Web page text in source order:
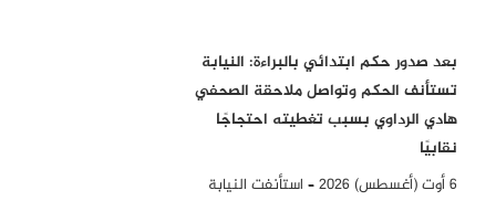
بعد صدور حكم ابتدائي بالبراءة: النيابة
تستأنف الحكم وتواصل ملاحقة الصحفي
هادي الرداوي بسبب تغطيته احتجاجًا
نقابيًا
6 أوت (أغسطس) 2026 – استأنفت النيابة